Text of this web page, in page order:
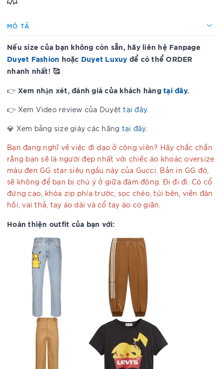
MÔ TẢ
Nếu size của bạn không còn sẵn, hãy liên hệ Fanpage
Duyet Fashion hoặc Duyet Luxuy để có thể ORDER
nhanh nhất! 🥰
👉 Xem nhận xét, đánh giá của khách hàng tại đây.
👉 Xem Video review của Duyệttại đây.
💎 Xem bảng size giày các hãng tại đây.
Bạn đang nghĩ về việc đi dạo ở công viên? Hãy chắc chắn
rằng bạn sẽ là người đẹp nhất với chiếc áo khoác oversize
màu đen GG star siêu ngầu này của Gucci. Bản in GG đó,
sẽ không để bạn bị chú ý ở giữa đám đông. Đi đi đi. Có cổ
đứng cao, khóa zip phía trước, sọc chéo, túi bên, viền đàn
hồi, vai thả, tay áo dài và cổ tay áo co giãn.
Hoàn thiện outfit của bạn với: